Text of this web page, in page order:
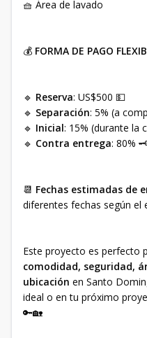
🧺 Área de lavado
💰 FORMA DE PAGO
🔹 Reserva: US$500 💵
🔹 Separación: 5% (a
🔹 Inicial: 15% (durante
🔹 Contra entrega: 80% 🗝️
📆 Fechas estimadas de
diferentes fechas según el
Este proyecto es perfecto
comodidad, seguridad,
ubicación en Santo
ideal o en tu próximo
🔑🏡